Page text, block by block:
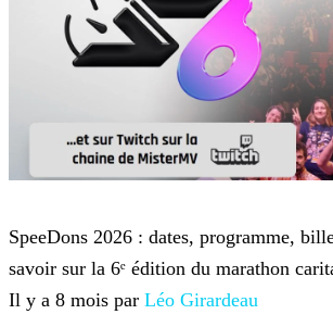
SpeeDons 2026 : dates, programme,
savoir sur la 6ᵉ édition du marathon
Il y a 8 mois par Léo Girardeau